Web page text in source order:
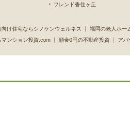
フレンド香住ヶ丘
け住宅ならシノケンウェルネス
福岡の老人ホー
ンション投資.com
頭金0円の不動産投資 アパ